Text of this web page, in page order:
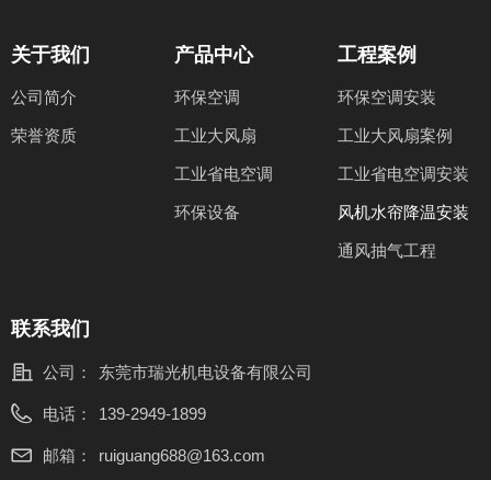
产品中心
环保空调
工业大风扇
工业省电空调
环保设备
关于我们
公司简介
荣誉资质
工程案例
环保空调安装
工业大风扇案例
工业省电空调安装
风机水帘降温安装
通风抽气工程
联系我们
公司： 东莞市瑞光机电设备有限公司
电话： 139-2949-1899
邮箱： ruiguang688@163.com